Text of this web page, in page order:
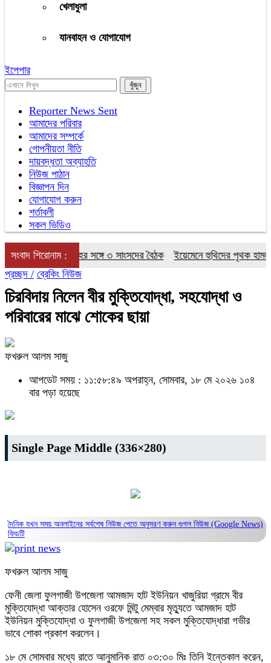
খেলাধুলা
যানবাহন ও যোগাযোগ
ইপেপার
Reporter News Sent
আমাদের পরিবার
আমাদের সম্পর্কে
গোপনীয়তা নীতি
দায়বদ্ধতা অব্যাহতি
নিউজ পাঠান
বিজ্ঞাপন দিন
যোগাযোগ করুন
শর্তাবলী
সকল ভিডিও
সংবাদ শিরোনাম :
অমিত শাহের সঙ্গে ৩ সাংসদের বৈঠক
ইয়েমেনে হুথিদের পৃথক হামলায়
প্রচ্ছদ / ব্রেকিং নিউজ
চিরবিদায় নিলেন বীর মুক্তিযোদ্ধা, সহযোদ্ধা ও
পরিবারের মাঝে শোকের ছায়া
ফখরুল আলম সাজু
আপডেট সময় : ১১:৫৮:৪৯ অপরাহ্ন, সোমবার, ১৮ মে ২০২৬ ১০৪
বার পড়া হয়েছে
Single Page Middle (336×280)
দৈনিক যখন সময় অনলাইনের সর্বশেষ নিউজ পেতে অনুসরণ করুন গুগল নিউজ (Google News)
ফিডটি
ফখরুল আলম সাজু
ফেনী জেলা ফুলগাজী উপজেলা আমজাদ হাট ইউনিয়ন খাজুরিয়া গ্রামে বীর
মুক্তিযোদ্ধা আক্তার হোসেন ওরফে মিন্টু মেম্বার মৃত্যুতে আমজাদ হাট
ইউনিয়ন মুক্তিযোদ্ধা ও ফুলগাজী উপজেলা সহ সকল মুক্তিযোদ্ধারা গভীর
ভাবে শোকা প্রকাশ করলেন।
১৮ মে সোমবার মধ্যে রাতে আনুমানিক রাত ০৩:৩০ মিঃ তিনি ইন্তেকাল করেন,